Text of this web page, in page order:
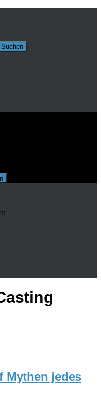
Mythen jedes